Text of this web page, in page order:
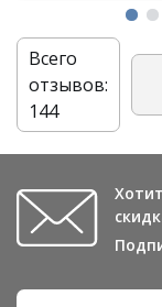
Всего
отзывов:
144